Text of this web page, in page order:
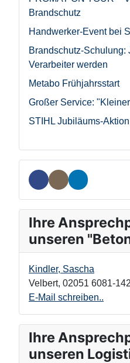
Brandschutz
Handwerker-Event bei
Brandschutz-Schulung:
Verarbeiter werden
Metabo Frühjahrsstart
Großer Service:
STIHL Jubiläums-
Ihre
unseren
Kindler, Sascha
Velbert, 02051 6081-142
E-Mail schreiben..
Ihre
unseren